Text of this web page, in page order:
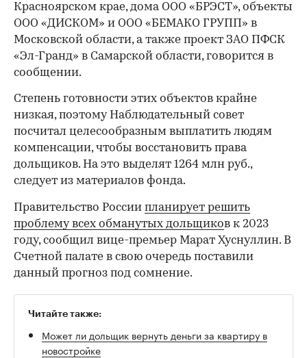
Красноярском крае, дома ООО «БРЭСТ», объекты
ООО «ДИСКОМ» и ООО «БЕМАКО ГРУПП» в
Московской области, а также проект ЗАО ПФСК
«Эл-Гранд» в Самарской области, говорится в
сообщении.
Степень готовности этих объектов крайне
низкая, поэтому Наблюдательный совет
посчитал целесообразным выплатить людям
компенсации, чтобы восстановить права
дольщиков. На это выделят 1264 млн руб.,
следует из материалов фонда.
Правительство России планирует решить
проблему всех обманутых дольщиков к 2023
году, сообщил вице-премьер Марат Хуснуллин. В
Счетной палате в свою очередь поставили
данный прогноз под сомнение.
Читайте также:
Может ли дольщик вернуть деньги за квартиру в
новостройке